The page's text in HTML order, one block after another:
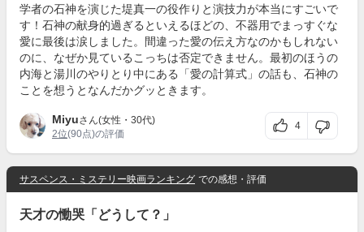
学者の石神を演じた堤真一の役作りと演技力が本当にすごいで
す！石神の献身的過ぎるといえるほどの、不器用でまっすぐな
愛に最後は涙しました。間違った愛の伝え方なのかもしれない
のに、なぜか見ているこっちは否定できません。最初のほうの
内海と湯川のやりとり中にある「愛の計算式」の話も、石神の
ことを想うとなんだかグッときます。
Miyuさん(女性・30代)
2位(90点)の評価
4
サスペンス・ミステリー映画ランキング での感想・評価
天才の慟哭「どうして？」